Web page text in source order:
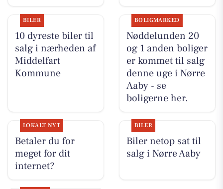
BILER
10 dyreste biler til
salg i nærheden af
Middelfart
Kommune
BOLIGMARKED
Nøddelunden 20
og 1 anden boliger
er kommet til salg
denne uge i Nørre
Aaby - se
boligerne her.
LOKALT NYT
Betaler du for
meget for dit
internet?
BILER
Biler netop sat til
salg i Nørre Aaby